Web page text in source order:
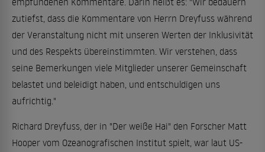
zutiefst, dass die Kommentare von Herrn Dreyfuss während
der Veranstaltung nicht mit unseren Werten der Inklusivität
und des Respekts übereinstimmten. Wir verstehen, dass
seine Bemerkungen viele Mitglieder unserer Gemeinschaft
belastet und beleidigt haben, und entschuldigen uns
aufrichtig."
Richard Dreyfuss, der in "Der weiße Hai" den Forscher Matt
Hooper vom Ozeanografischen Institut spielt, war laut US-